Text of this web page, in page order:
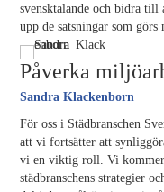
svensktalande och bidra
upp de satsningar som görs
Påverka
Sandra Klackenborn
För oss i Städbranschen
att vi fortsätter att
vi en viktig roll. Vi
städbranschens strategier